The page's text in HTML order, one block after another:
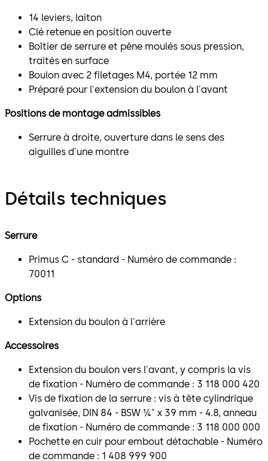
14 leviers, laiton
Clé retenue en position ouverte
Boîtier de serrure et pêne moulés sous pression,
traités en surface
Boulon avec 2 filetages M4, portée 12 mm
Préparé pour l'extension du boulon à l'avant
Positions de montage admissibles
Serrure à droite, ouverture dans le sens des
aiguilles d'une montre
Détails techniques
Serrure
Primus C - standard - Numéro de commande :
70011
Options
Extension du boulon à l'arrière
Accessoires
Extension du boulon vers l'avant, y compris la vis
de fixation - Numéro de commande : 3 118 000 420
Vis de fixation de la serrure : vis à tête cylindrique
galvanisée, DIN 84 - BSW ¼" x 39 mm - 4.8, anneau
de fixation - Numéro de commande : 3 118 000 000
Pochette en cuir pour embout détachable - Numéro
de commande : 1 408 999 900